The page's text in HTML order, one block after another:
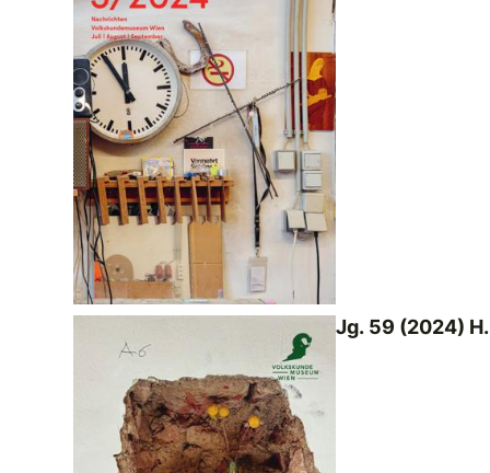
Jg. 59 (2024)